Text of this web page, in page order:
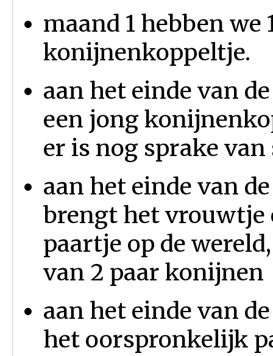
maand 1 hebben we
konijnenkoppeltje.
aan het einde van
een jong
er is nog sprake van
aan het einde van
brengt het vrouwtje
paartje op de
van 2 paar konijnen
aan het einde van
het oorspronkelijk